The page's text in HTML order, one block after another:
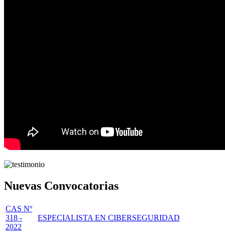
Nuevas Convocatorias
CAS Nº
318 -
2022
ESPECIALISTA EN CIBERSEGURIDAD